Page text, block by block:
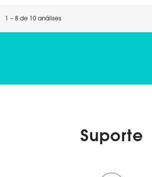
Suporte